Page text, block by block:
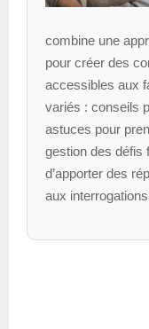
combine une
pour créer des
accessibles aux
variés : conseils
astuces pour
gestion des défis
d’apporter des
aux